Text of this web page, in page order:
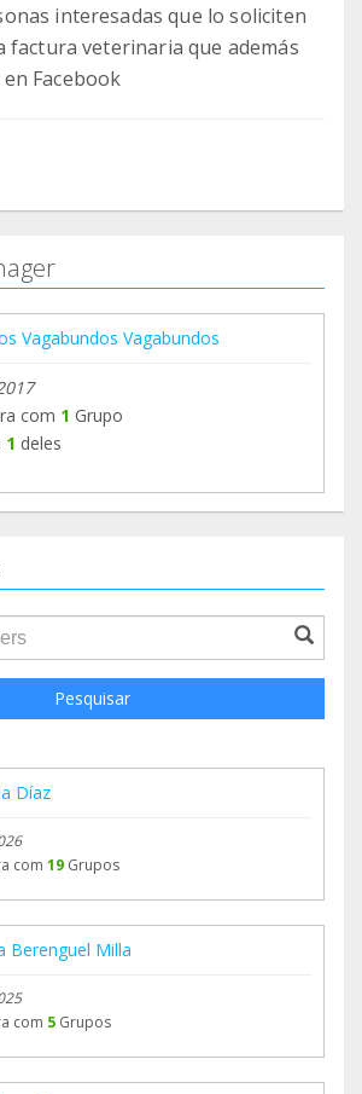
interesadas que lo soliciten
factura veterinaria que además
Facebook
Vagabundos Vagabundos
com 1 Grupo
1 deles
Pesquisar
Díaz
com 19 Grupos
Berenguel Milla
com 5 Grupos